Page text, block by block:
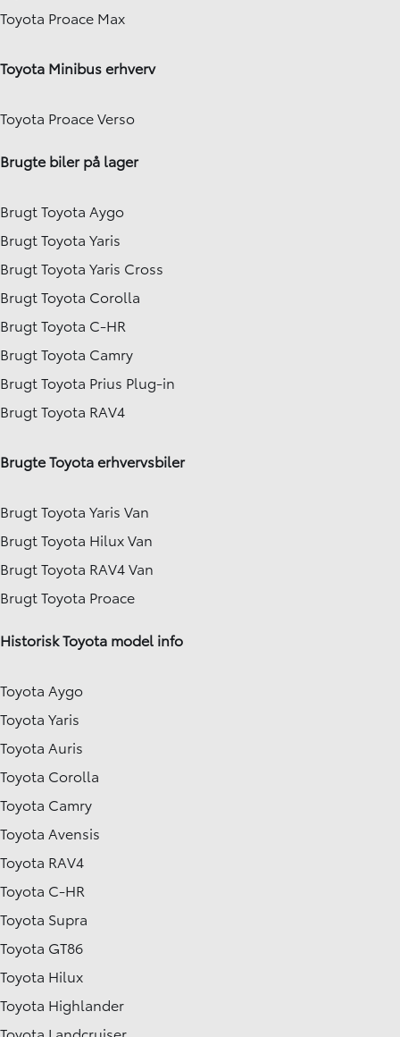
Toyota Proace Max
Toyota Minibus erhverv
Toyota Proace Verso
Brugte biler på lager
Brugt Toyota Aygo
Brugt Toyota Yaris
Brugt Toyota Yaris Cross
Brugt Toyota Corolla
Brugt Toyota C-HR
Brugt Toyota Camry
Brugt Toyota Prius Plug-in
Brugt Toyota RAV4
Brugte Toyota erhvervsbiler
Brugt Toyota Yaris Van
Brugt Toyota Hilux Van
Brugt Toyota RAV4 Van
Brugt Toyota Proace
Historisk Toyota model info
Toyota Aygo
Toyota Yaris
Toyota Auris
Toyota Corolla
Toyota Camry
Toyota Avensis
Toyota RAV4
Toyota C-HR
Toyota Supra
Toyota GT86
Toyota Hilux
Toyota Highlander
Toyota Landcruiser